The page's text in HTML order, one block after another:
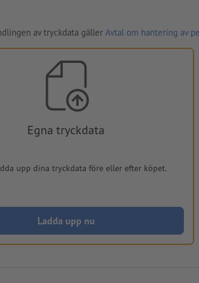
av tryckdata gäller Avtal om hantering av
Egna tryckdata
upp dina tryckdata före eller efter köpet.
Ladda upp nu